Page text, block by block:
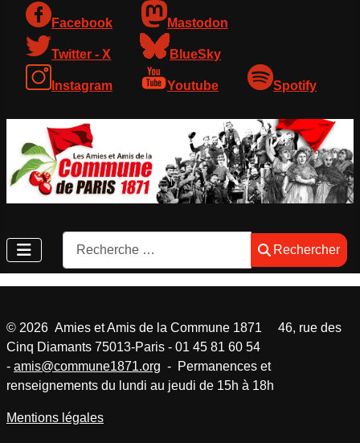
Facebook Mastodon
Twitter - X BlueSky
Instagram Youtube Spotify
Rechercher
Rechercher
© 2026 Amies et Amis de la Commune 1871 46, rue des
Cinq Diamants 75013-Paris - 01 45 81 60 54
- amis@commune1871.org - Permanences et
renseignements du lundi au jeudi de 15h à 18h
Mentions légales